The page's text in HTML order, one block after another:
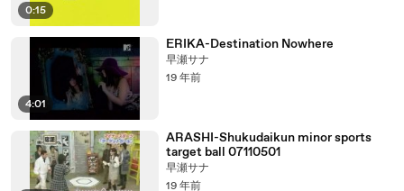
0:15
4:01
ERIKA-Destination Nowhere
早瀬サナ
19 年前
ARASHI-Shukudaikun minor sports
target ball 07110501
早瀬サナ
19 年前